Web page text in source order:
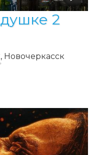
2
Новочеркасск